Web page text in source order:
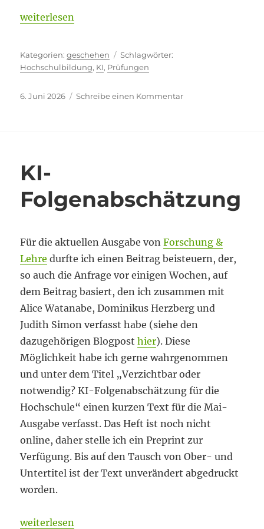
„Zwiespältige Situation“
weiterlesen
Kategorien
geschehen
Hochschulbildung, KI, Prüfungen
Veröffentlicht
6. Juni 2026 Schreibe einen Kommentarzu
KI-
Folgenabschätzung
Für die aktuellen Ausgabe vonForschung &
Lehre durfte ich einen Beitrag beisteuern, der,
so auch die Anfrage vor einigen Wochen, auf
dem Beitrag basiert, den ich zusammen mit
Alice Watanabe, Dominikus Herzberg und
Judith Simon verfasst habe (siehe den
dazugehörigen Blogposthier). Diese
Möglichkeit habe ich gerne wahrgenommen
und unter dem Titel „Verzichtbar oder
notwendig? KI-Folgenabschätzung für die
Hochschule“ einen kurzen Text für die Mai-
Ausgabe verfasst. Das Heft ist noch nicht
online, daher stelle ich ein Preprint zur
Verfügung. Bis auf den Tausch von Ober- und
Untertitel ist der Text unverändert abgedruckt
worden.
„KI-Folgenabschätzung“
weiterlesen